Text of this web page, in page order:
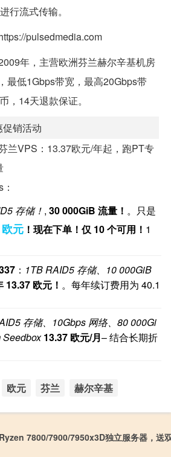
行流式传输。
pulsedmedia.com
年，主营欧洲芬兰赫尔辛基机房
最低1Gbps带宽，最高20Gbps带
，14天退款保证。
销活动
存储！ , 30 000GiB 流量！ 。只是
欧元 ！现在下单！仅 10 个可用！ 1
： 1TB RAID5 存储、10 000GiB
13.37 欧元！ 。每年续订费用为 40.1
存储、10Gbps 网络、80 000Gi
Seedbox13.37 欧元/月– 结合长期折
欧元 芬兰 赫尔辛基
7800/7900/7950x3D独立服务器，送